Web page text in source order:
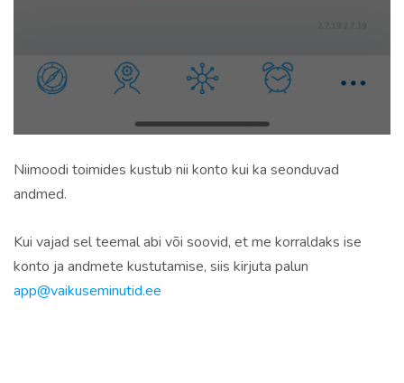
Niimoodi toimides kustub nii konto kui ka seonduvad
andmed.
Kui vajad sel teemal abi või soovid, et me korraldaks ise
konto ja andmete kustutamise, siis kirjuta palun
app@vaikuseminutid.ee